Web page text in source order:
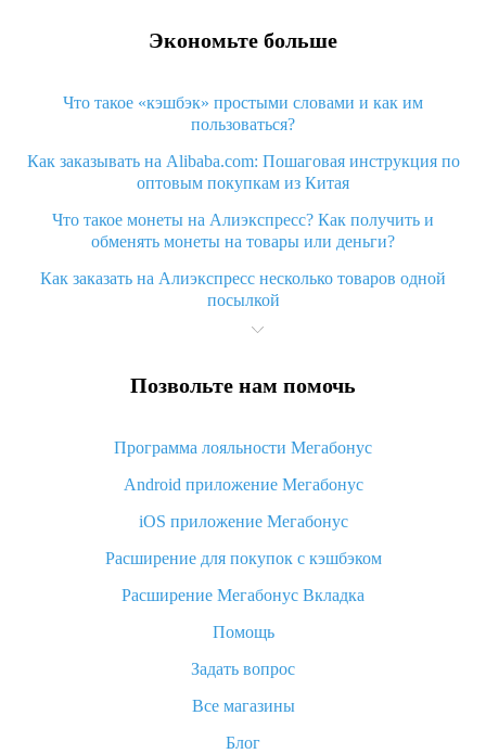
Экономьте больше
Что такое «кэшбэк» простыми словами и как им
пользоваться?
Как заказывать на Alibaba.com: Пошаговая инструкция по
оптовым покупкам из Китая
Что такое монеты на Алиэкспресс? Как получить и
обменять монеты на товары или деньги?
Как заказать на Алиэкспресс несколько товаров одной
посылкой
Что значит статус «Заказ закрыт» на Алиэкспресс и что
Что делать, если Алиэкспресс просит ввести паспортные
Как узнать, куда пришла посылка с Алиэкспресс
Вы отменили заказ на Алиэкспресс, когда вернут деньги?
Что такое баллы на Алиэкспресс, как их получить и
«AliExpress Standard Shipping»: что это за метод доставки и
как его отслеживать
Как покупать оптом на Алиэкспресс
Что делать, если не пришел товар с Алиэкспресс
возврата денег
Позвольте нам помочь
Программа лояльности Мегабонус
Android приложение Мегабонус
iOS приложение Мегабонус
Расширение для покупок с кэшбэком
Расширение Мегабонус Вкладка
Помощь
Задать вопрос
Все магазины
Блог